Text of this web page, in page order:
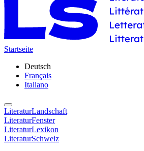
Startseite
Deutsch
Français
Italiano
LiteraturLandschaft
LiteraturFenster
LiteraturLexikon
LiteraturSchweiz